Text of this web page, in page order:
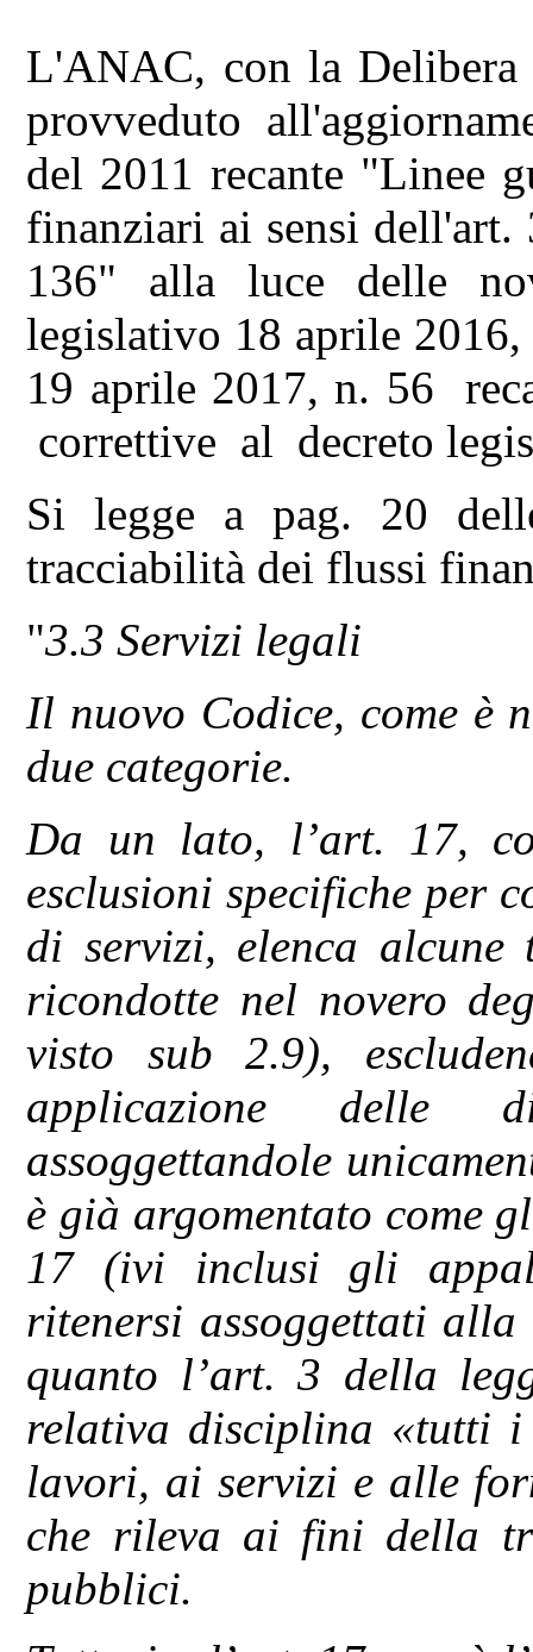
L'ANAC, con la
provveduto
del 2011 recante "Linee
finanziari ai sensi dell'art.
136" alla luce delle
legislativo 18 aprile
19 aprile 2017, n. 56
correttive al decreto
Si legge a pag. 20
tracciabilità dei flussi
"3.3 Servizi legali
Il nuovo Codice, come è
due categorie.
Da un lato, l’art. 17,
esclusioni specifiche per
di servizi, elenca
ricondotte nel novero
visto sub 2.9),
applicazione delle
assoggettandole
è già argomentato come
17 (ivi inclusi gli
ritenersi assoggettati
quanto l’art. 3 della
relativa disciplina «tutti
lavori, ai servizi e alle
che rileva ai fini della
pubblici.